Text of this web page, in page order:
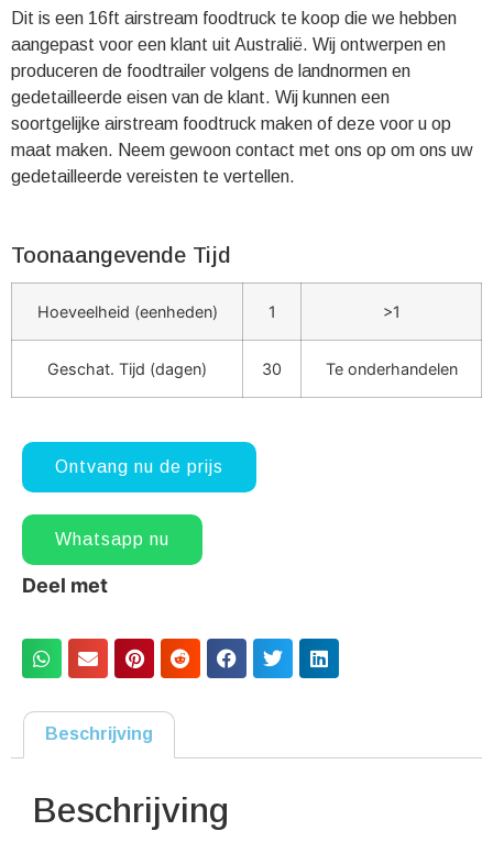
Dit is een 16ft airstream foodtruck te koop die we hebben
aangepast voor een klant uit Australië. Wij ontwerpen en
produceren de foodtrailer volgens de landnormen en
gedetailleerde eisen van de klant. Wij kunnen een
soortgelijke airstream foodtruck maken of deze voor u op
maat maken. Neem gewoon contact met ons op om ons uw
gedetailleerde vereisten te vertellen.
Toonaangevende Tijd
Hoeveelheid (eenheden) 1 >1
Geschat. Tijd (dagen) 30 Te onderhandelen
Ontvang nu de prijs
Whatsapp nu
Deel met
Beschrijving
Beschrijving